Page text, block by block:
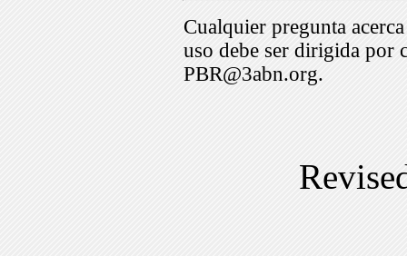
Cualquier pregunta
uso debe ser dirigida por
PBR@3abn.org.